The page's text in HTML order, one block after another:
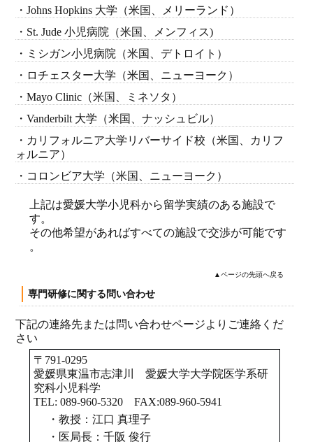
・Johns Hopkins 大学（米国、メリーランド）
・St. Jude 小児病院（米国、メンフィス)
・ミシガン小児病院（米国、デトロイト）
・ロチェスター大学（米国、ニューヨーク）
・Mayo Clinic（米国、ミネソタ）
・Vanderbilt 大学（米国、ナッシュビル）
・カリフォルニア大学リバーサイド校（米国、カリフ
ォルニア）
・コロンビア大学（米国、ニューヨーク）
上記は愛媛大学小児科から留学実績のある施設で
す。
その他希望があればすべての施設で交渉が可能です
。
▲ページの先頭へ戻る
専門研修に関する問い合わせ
下記の連絡先または問い合わせページよりご連絡くだ
さい
〒791-0295
愛媛県東温市志津川 愛媛大学大学院医学系研
究科小児科学
TEL: 089-960-5320 FAX:089-960-5941
・教授：江口 真理子
・医局長：千阪 俊行